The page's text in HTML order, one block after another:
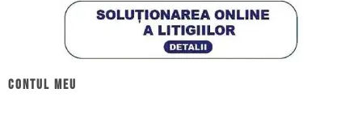
Contul meu